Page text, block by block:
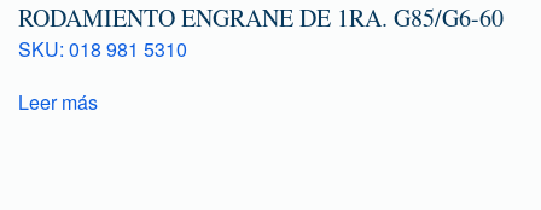
RODAMIENTO ENGRANE DE 1RA. G85/G6-60
SKU: 018 981 5310
Leer más